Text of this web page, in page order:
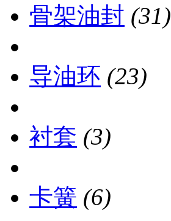
骨架油封 (31)
导油环 (23)
衬套 (3)
卡簧 (6)